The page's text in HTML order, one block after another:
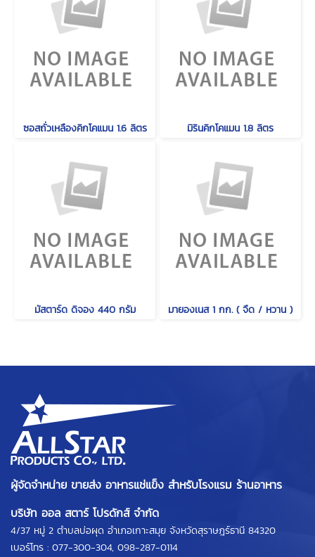
ซอสถั่วเหลืองคิกโคแมน 1.6 ลิตร มิรินคิกโคแมน 1.8 ลิตร
มัสตาร์ด ดิจอง 440 กรัม มายองเนส 1 กก. ( จืด / หวาน )
ผู้จัดจำหน่าย ขายส่ง อาหารแช่แข็ง สำหรับโรงแรม ร้านอาหาร
บริษัท ออล สตาร์ โปรดักส์ จำกัด
4/37 หมู่ 2 ตำบลบ่อผุด อำเภอเกาะสมุย จังหวัดสุราษฎร์ธานี 84320
เบอร์โทร : 077-300-304, 098-287-0114